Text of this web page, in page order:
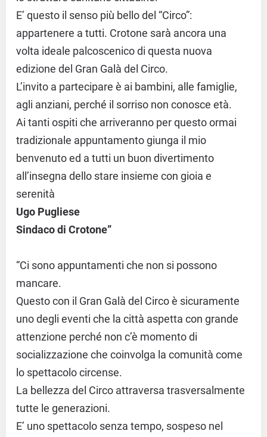
E’ questo il senso più bello del “Circo”:
appartenere a tutti. Crotone sarà ancora una
volta ideale palcoscenico di questa nuova
edizione del Gran Galà del Circo.
L’invito a partecipare è ai bambini, alle famiglie,
agli anziani, perché il sorriso non conosce età.
Ai tanti ospiti che arriveranno per questo ormai
tradizionale appuntamento giunga il mio
benvenuto ed a tutti un buon divertimento
all’insegna dello stare insieme con gioia e
serenità
Ugo Pugliese
Sindaco di Crotone”
“Ci sono appuntamenti che non si possono
mancare.
Questo con il Gran Galà del Circo è sicuramente
uno degli eventi che la città aspetta con grande
attenzione perché non c’è momento di
socializzazione che coinvolga la comunità come
lo spettacolo circense.
La bellezza del Circo attraversa trasversalmente
tutte le generazioni.
E’ uno spettacolo senza tempo, sospeso nel